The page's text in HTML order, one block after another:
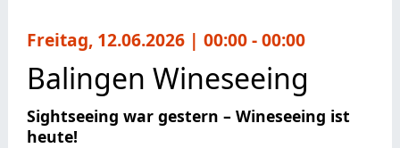
Freitag, 12.06.2026| 00:00 - 00:00
Balingen Wineseeing
Sightseeing war gestern – Wineseeing ist
heute!